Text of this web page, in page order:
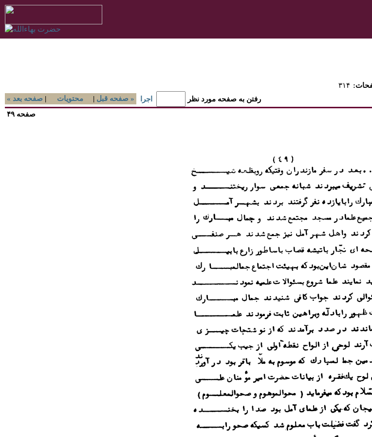
۳۱۴
« صفحه بعد | محتويات | صفحه قبل » رفتن به صفحه مورد نظر
اجرا